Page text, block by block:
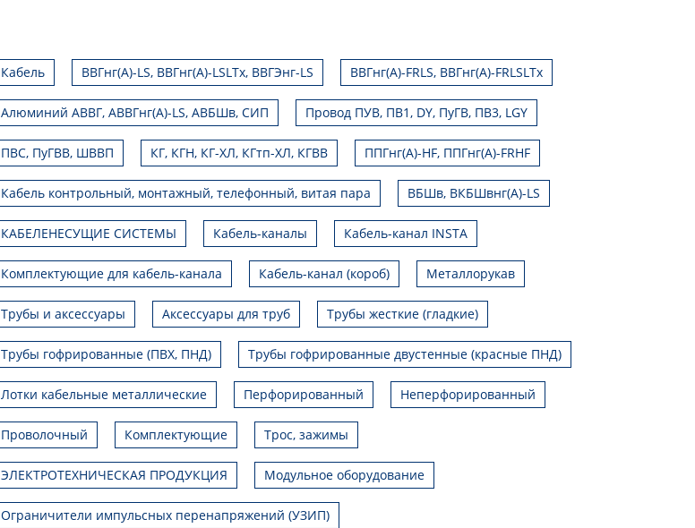
Кабель ВВГнг(А)-LS, ВВГнг(А)-LSLTx, ВВГЭнг-LS ВВГнг(А)-FRLS, ВВГнг(А)-FRLSLTx
Алюминий АВВГ, АВВГнг(А)-LS, АВБШв, СИП Провод ПУВ, ПВ1, DY, ПуГВ, ПВ3, LGY
ПВС, ПуГВВ, ШВВП КГ, КГН, КГ-ХЛ, КГтп-ХЛ, КГВВ ППГнг(А)-HF, ППГнг(А)-FRHF
Кабель контрольный, монтажный, телефонный, витая пара ВБШв, ВКБШвнг(А)-LS
КАБЕЛЕНЕСУЩИЕ СИСТЕМЫ Кабель-каналы Кабель-канал INSTA
Комплектующие для кабель-канала Кабель-канал (короб) Металлорукав
Трубы и аксессуары Аксессуары для труб Трубы жесткие (гладкие)
Трубы гофрированные (ПВХ, ПНД) Трубы гофрированные двустенные (красные ПНД)
Лотки кабельные металлические Перфорированный Неперфорированный
Проволочный Комплектующие Трос, зажимы
ЭЛЕКТРОТЕХНИЧЕСКАЯ ПРОДУКЦИЯ Модульное оборудование
Ограничители импульсных перенапряжений (УЗИП)